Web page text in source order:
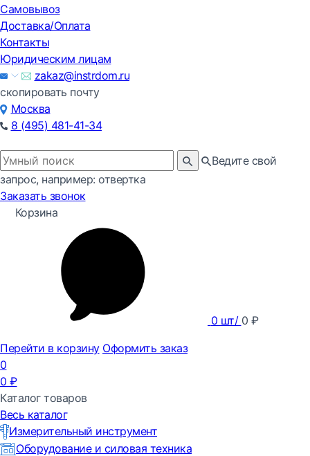
Самовывоз
Доставка/Оплата
Контакты
Юридическим лицам
zakaz@instrdom.ru
скопировать почту
Москва
8 (495) 481-41-34
Ведите свой
запрос, например: отвертка
Заказать звонок
Корзина
0 шт/ 0 ₽
Перейти в корзину Оформить заказ
0
0 ₽
Каталог товаров
Весь каталог
Измерительный инструмент
Оборудование и силовая техника